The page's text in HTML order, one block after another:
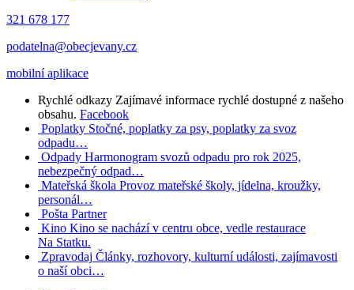
321 678 177
podatelna@obecjevany.cz
mobilní aplikace
Rychlé odkazy Zajímavé informace rychlé dostupné z našeho
obsahu. Facebook
Poplatky Stočné, poplatky za psy, poplatky za svoz
odpadu…
Odpady Harmonogram svozů odpadu pro rok 2025,
nebezpečný odpad…
Mateřská škola Provoz mateřské školy, jídelna, kroužky,
personál…
Pošta Partner
Kino Kino se nachází v centru obce, vedle restaurace
Na Statku.
Zpravodaj Články, rozhovory, kulturní události, zajímavosti
o naší obci…